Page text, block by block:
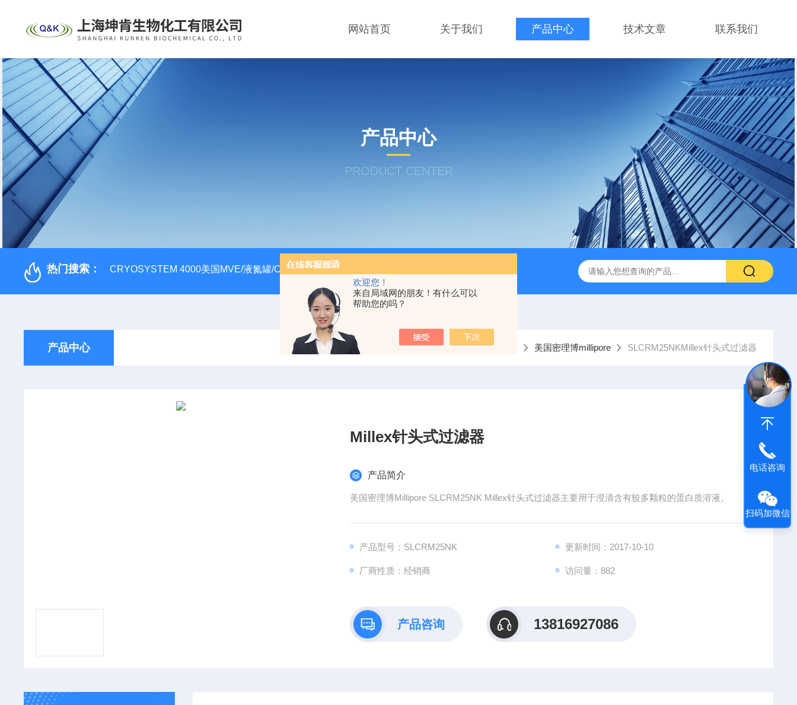
欢迎您！
来自局域网的朋友！有什么可以
帮助您的吗？
网站首页 关于我们 产品中心 技术文章 联系我们
产品中心
PRODUCT CENTER
热门搜索： CRYOSYSTEM 4000美国MVE/液氮罐/CRYOSYSTEM 4000 美国Corning 384孔细胞培养板 安捷伦Agilent色谱柱清单1 产品价格
产品中心 当前位置：首页 产品中心 过滤器 美国密理博millipore SLCRM25NKMillex针头式过滤器
Millex针头式过滤器
产品简介
美国密理博Millipore SLCRM25NK Millex针头式过滤器主要用于澄清含有较多颗粒的蛋白质溶液。
产品型号：SLCRM25NK 更新时间：2017-10-10
厂商性质：经销商 访问量：882
产品咨询 13816927086
电话咨询
扫码加微信